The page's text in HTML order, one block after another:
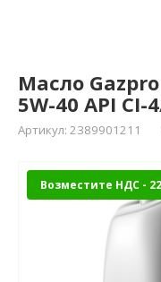
Масло
5W-40 API
Артикул: 2389901211
Возместите НДС -